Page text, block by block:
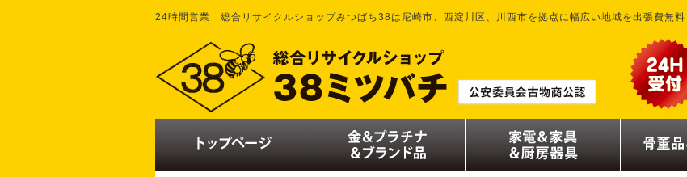
24時間営業 総合リサイクルショップみつばち38は尼崎市、西淀川区、川西市を拠点に幅広い地域を出張費無料